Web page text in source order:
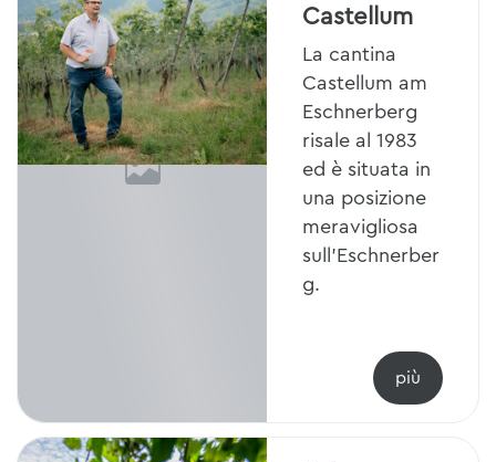
Castellum
La cantina
Castellum am
Eschnerberg
risale al 1983
ed è situata in
una posizione
meravigliosa
sull'Eschnerber
g.